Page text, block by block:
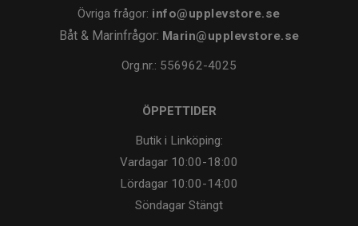
Övriga frågor: info@upplevstore.se
Båt & Marinfrågor: Marin@upplevstore.se
Org.nr.: 556962-4025
ÖPPETTIDER
Butik i Linköping:
Vardagar 10:00-18:00
Lördagar 10:00-14:00
Söndagar Stängt